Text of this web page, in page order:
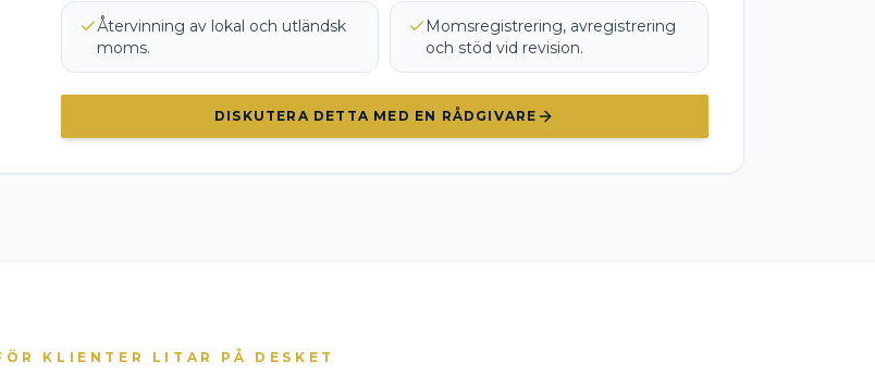
Återvinning av lokal och utländsk
moms.
Momsregistrering, avregistrering
och stöd vid revision.
DISKUTERA DETTA MED EN RÅDGIVARE
KLIENTER LITAR PÅ DESKET